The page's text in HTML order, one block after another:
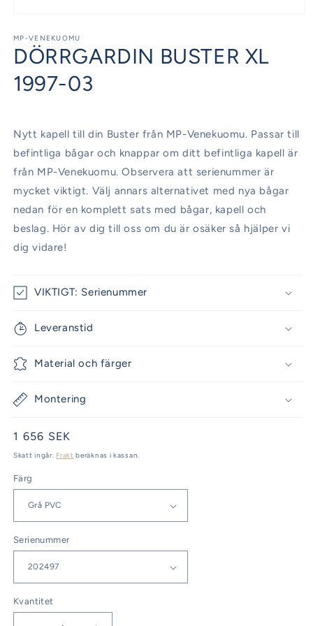
1
i
modalfönster
MP-VENEKUOMU
DÖRRGARDIN BUSTER XL
1997-03
Nytt kapell till din Buster från MP-Venekuomu. Passar till
befintliga bågar och knappar om ditt befintliga kapell är
från MP-Venekuomu. Observera att serienummer är
mycket viktigt. Välj annars alternativet med nya bågar
nedan för en komplett sats med bågar, kapell och
beslag. Hör av dig till oss om du är osäker så hjälper vi
dig vidare!
VIKTIGT: Serienummer
Leveranstid
Material och färger
Montering
Ordinarie
pris
1 656 SEK
Skatt ingår. Frakt beräknas i kassan.
Färg
Serienummer
Kvantitet